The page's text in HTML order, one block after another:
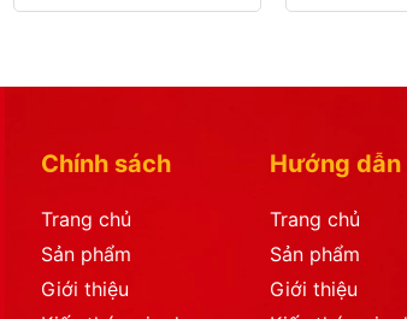
Chính sách
Trang chủ
Sản phẩm
Giới thiệu
Hướng dẫn
Trang chủ
Sản phẩm
Giới thiệu